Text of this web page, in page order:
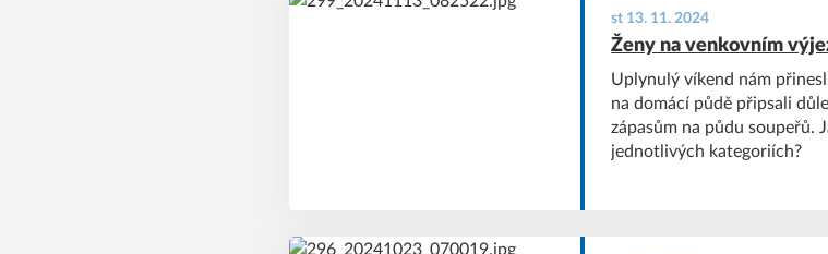
st 13. 11. 2024
Ženy na venkovním
Uplynulý víkend nám
na domácí půdě připsali
zápasům na půdu soupeřů.
jednotlivých kategoriích?